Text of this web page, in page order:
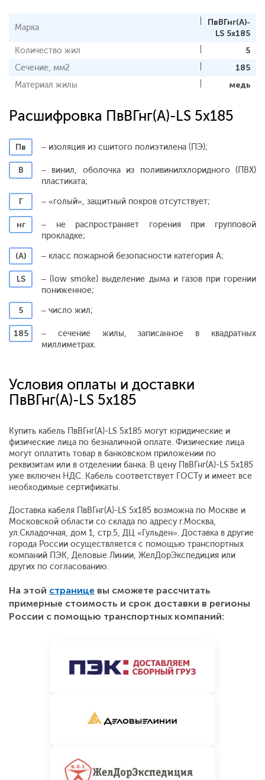
Марка
ПвВГнг(A)-
LS 5x185
Количество жил
5
Сечение, мм2
185
Материал жилы
медь
Расшифровка ПвВГнг(A)-LS 5x185
Пв – изоляция из сшитого полиэтилена (ПЭ);
В
– винил, оболочка из поливинилхлоридного (ПВХ)
пластиката;
Г
– «голый», защитный покров отсутствует;
нг
– не распространяет горения при групповой
прокладке;
(А)
– класс пожарной безопасности категория А;
LS
– (low smoke) выделение дыма и газов при горении
пониженное;
5
– число жил;
185
– сечение жилы, записанное в квадратных
миллиметрах.
Условия оплаты и доставки
ПвВГнг(A)-LS 5x185
Купить кабель ПвВГнг(A)-LS 5x185 могут юридические и
физические лица по безналичной оплате. Физические лица
могут оплатить товар в банковском приложении по
реквизитам или в отделении банка. В цену ПвВГнг(A)-LS 5x185
уже включен НДС. Кабель соответствует ГОСТу и имеет все
необходимые сертификаты.
Доставка кабеля ПвВГнг(A)-LS 5x185 возможна по Москве и
Московской области со склада по адресу г.Москва,
ул.Складочная, дом 1, стр.5, ДЦ «Гульден». Доставка в другие
города России осуществляется с помощью транспортных
компаний ПЭК, Деловые Линии, ЖелДорЭкспедиция или
других по согласованию.
На этой странице вы сможете рассчитать
примерные стоимость и срок доставки в регионы
России с помощью транспортных компаний: